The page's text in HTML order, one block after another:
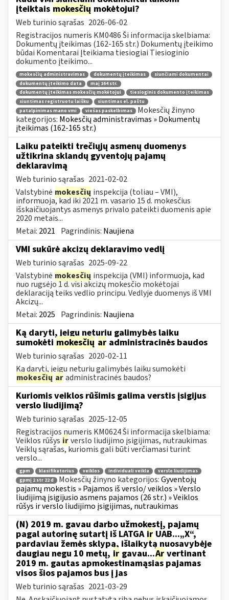
įteiktais mokesčių mokėtojui?
Web turinio sąrašas 2026-06-02
Registracijos numeris KM0486 Ši informacija skelbiama:
Dokumentų įteikimas (162-165 str.) Dokumentų įteikimo
būdai Komentarai Įteikiama tiesiogiai Tiesioginio
dokumento įteikimo...
mokesčių administravimas dokumentų įteikimas
siunčiami dokumentai
dokumentų įteikimo data
maį 164 str.
dokumentų įteikimas mokesčių mokėtojui
tiesioginis dokumento įteikimas
siuntimas registruotu laišku
siuntimas el. paštu
patalpinimas mano vmi
viešas paskelbimas
Mokesčių žinyno
kategorijos: Mokesčių administravimas » Dokumentų
įteikimas (162-165 str.)
Laiku pateikti trečiųjų asmenų duomenys
užtikrina sklandų gyventojų pajamų
deklaravimą
Web turinio sąrašas 2021-02-02
Valstybinė mokesčių inspekcija (toliau – VMI),
informuoja, kad iki 2021 m. vasario 15 d. mokesčius
išskaičiuojantys asmenys privalo pateikti duomenis apie
2020 metais...
Metai: 2021 Pagrindinis: Naujiena
VMI sukūrė akcizų deklaravimo vedlį
Web turinio sąrašas 2025-09-22
Valstybinė mokesčių inspekcija (VMI) informuoja, kad
nuo rugsėjo 1 d. visi akcizų mokesčio mokėtojai
deklaraciją teiks vedlio principu. Vedlyje duomenys iš VMI
Akcizų...
Metai: 2025 Pagrindinis: Naujiena
Ką daryti, jeigu neturiu galimybės laiku
sumokėti mokesčių ar administracinės baudos
Web turinio sąrašas 2020-02-11
Ką daryti, jeigu neturiu galimybės laiku sumokėti
mokesčių aradministracinės baudos?
Kuriomis veiklos rūšimis galima verstis įsigijus
verslo liudijimą?
Web turinio sąrašas 2025-12-05
Registracijos numeris KM0624 Ši informacija skelbiama:
Veiklos rūšys irverslo liudijimo įsigijimas, nutraukimas
Veiklų sąrašas, kuriomis gali būti verčiamasi turint
verslo...
gpm klasifikatorius veiklos individuali veikla
verslo liudijimas
gpmį 2 str 22 d
Mokesčių žinyno kategorijos:Gyventojų
pajamų mokestis » Pajamos iš verslo/ veiklos » Verslo
liudijimą įsigijusio asmens pajamos (26 str.) » Veiklos
rūšys ir verslo liudijimo įsigijimas, nutraukimas
(N) 2019 m. gavau darbo užmokestį, pajamų
pagal autorinę sutartį iš LATGA ir UAB...„X“,
pardaviau žemės sklypą, išlaikytą nuosavybėje
daugiau negu 10 metų, ir gavau...Ar vertinant
2019 m. gautas apmokestinamąsias pajamas
visos šios pajamos bus į jas
Web turinio sąrašas 2021-03-29